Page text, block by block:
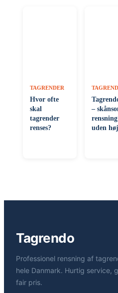
TAGRENDER
Hvor ofte
skal
tagrender
renses?
–
rensning
uden
Tagrendo
Professionel rensning af
hele Danmark. Hurtig service,
fair pris.